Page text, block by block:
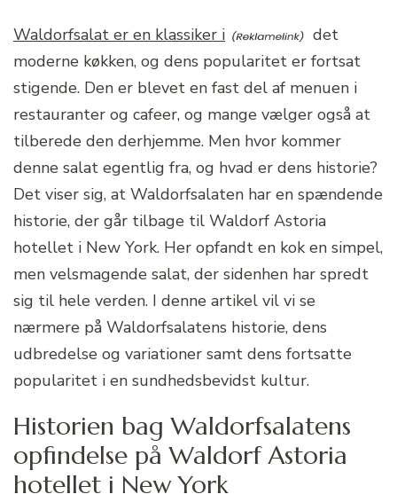
Waldorfsalat er en klassiker i
det
moderne køkken, og dens popularitet er fortsat
stigende. Den er blevet en fast del af menuen i
restauranter og cafeer, og mange vælger også at
tilberede den derhjemme. Men hvor kommer
denne salat egentlig fra, og hvad er dens historie?
Det viser sig, at Waldorfsalaten har en spændende
historie, der går tilbage til Waldorf Astoria
hotellet i New York. Her opfandt en kok en simpel,
men velsmagende salat, der sidenhen har spredt
sig til hele verden. I denne artikel vil vi se
nærmere på Waldorfsalatens historie, dens
udbredelse og variationer samt dens fortsatte
popularitet i en sundhedsbevidst kultur.
Historien bag Waldorfsalatens
opfindelse på Waldorf Astoria
hotellet i New York